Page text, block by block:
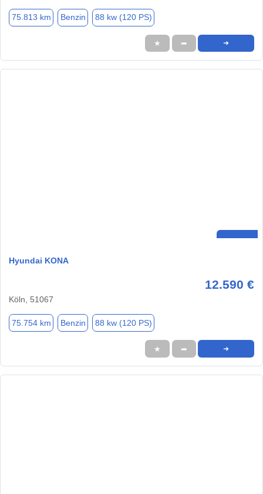
75.813 km Benzin 88 kw (120 PS)
★ ➦ ➜
Hyundai KONA
12.590 €
Köln, 51067
75.754 km Benzin 88 kw (120 PS)
★ ➦ ➜